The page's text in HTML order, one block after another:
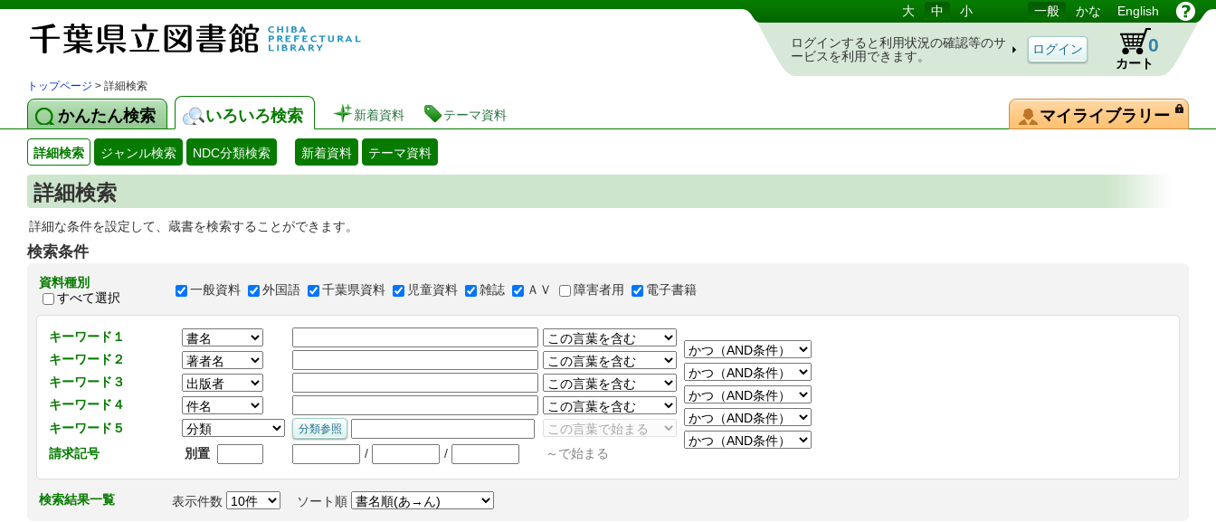
図書館 蔵書検索・予約システム 大 中 小 一般 かな English
ログインすると利用状況の確認等のサ
ービスを利用できます。
カート
0
トップページ > 詳細検索
かんたん検索 いろいろ検索 新着資料 テーマ資料 マイライブラリー
詳細検索 ジャンル検索 NDC分類検索 新着資料 テーマ資料
詳細検索
詳細な条件を設定して、蔵書を検索することができます。
検索条件
資料種別
すべて選択
一般資料 外国語 千葉県資料 児童資料 雑誌 ＡＶ 障害者用 電子書籍
キーワード１
キーワード２
キーワード３
キーワード４
キーワード５
請求記号
別置 / / ～で始まる
検索結果一覧 表示件数 ソート順